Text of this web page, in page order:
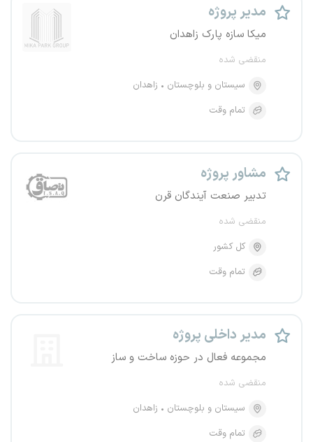
مدیر پروژه
میکا سازه پارک زاهدان
منقضی شده
سیستان و بلوچستان
زاهدان
تمام وقت
مشاور پروژه
تدبیر صنعت آیندگان قرن
منقضی شده
کل کشور
تمام وقت
مدیر داخلی پروژه
مجموعه فعال در حوزه ساخت و ساز
منقضی شده
سیستان و بلوچستان
زاهدان
تمام وقت